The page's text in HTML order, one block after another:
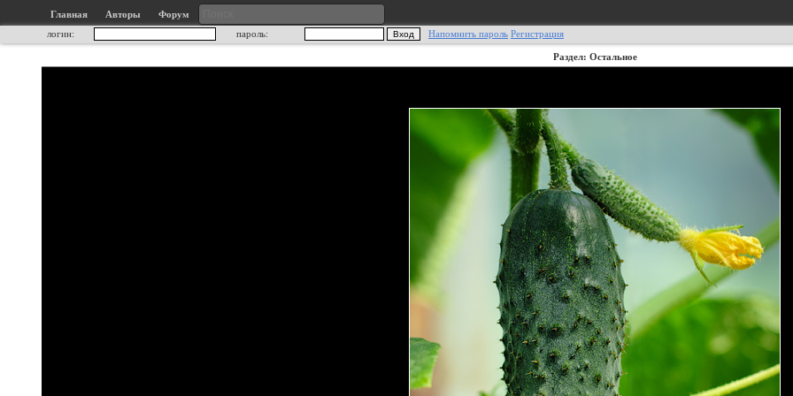
Главная Авторы
Форум
логин:
пароль: Напомнить пароль Регистрация
Раздел: Остальное